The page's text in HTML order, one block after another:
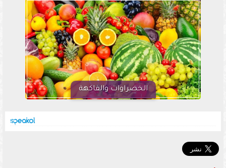
الخضراوات والفاكهة